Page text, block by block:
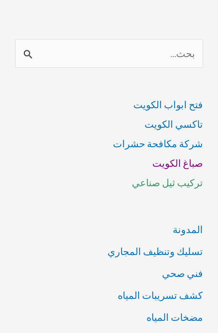
ل
ح
ث
ع
ن
:
فتح ابواب الكويت
تاكسي الكويت
شركة مكافحة حشرات
صباغ الكويت
تركيب ثيل صناعي
المدونة
تسليك وتنظيف المجاري
فني صحي
كشف تسريبات المياه
مضخات المياه